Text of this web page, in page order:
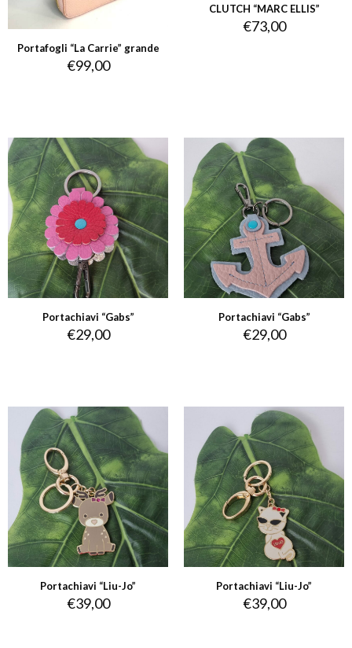
Portafogli “La Carrie” grande
€99,00
CLUTCH “MARC ELLIS”
€73,00
Portachiavi “Gabs”
€29,00
Portachiavi “Gabs”
€29,00
Portachiavi “Liu-Jo”
€39,00
Portachiavi “Liu-Jo”
€39,00